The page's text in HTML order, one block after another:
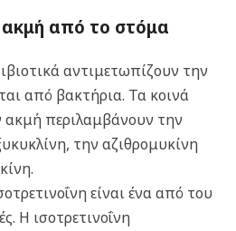
από το στόμα
αντιμετωπίζουν την
από βακτήρια. Τα κοινά
ακμή περιλαμβάνουν την
την αζιθρομυκίνη
είναι ένα από του
Η ισοτρετινοΐνη